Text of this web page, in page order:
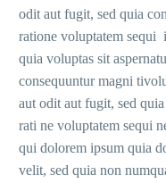
odit aut fugit, sed quia
ratione voluptatem sequi
quia voluptas sit
consequuntur magni
aut odit aut fugit, sed
rati ne voluptatem sequi
qui dolorem ipsum quia
velit, sed quia non